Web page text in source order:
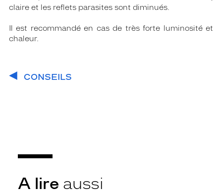
claire et les reflets parasites sont diminués.
Il est recommandé en cas de très forte luminosité et
chaleur.
CONSEILS
A lire aussi